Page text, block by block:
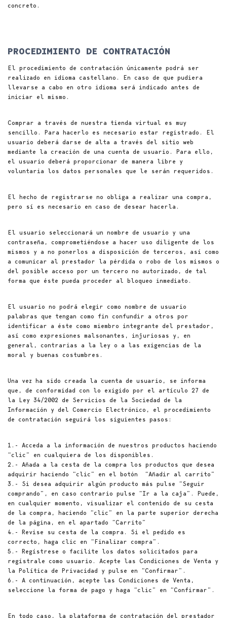
concreto.
PROCEDIMIENTO DE CONTRATACIÓN
El procedimiento de contratación únicamente podrá ser
realizado en idioma castellano. En caso de que pudiera
llevarse a cabo en otro idioma será indicado antes de
iniciar el mismo.
Comprar a través de nuestra tienda virtual es muy
sencillo. Para hacerlo es necesario estar registrado. El
usuario deberá darse de alta a través del sitio web
mediante la creación de una cuenta de usuario. Para ello,
el usuario deberá proporcionar de manera libre y
voluntaria los datos personales que le serán requeridos.
El hecho de registrarse no obliga a realizar una compra,
pero sí es necesario en caso de desear hacerla.
El usuario seleccionará un nombre de usuario y una
contraseña, comprometiéndose a hacer uso diligente de los
mismos y a no ponerlos a disposición de terceros, así como
a comunicar al prestador la pérdida o robo de los mismos o
del posible acceso por un tercero no autorizado, de tal
forma que éste pueda proceder al bloqueo inmediato.
El usuario no podrá elegir como nombre de usuario
palabras que tengan como fin confundir a otros por
identificar a éste como miembro integrante del prestador,
así como expresiones malsonantes, injuriosas y, en
general, contrarias a la ley o a las exigencias de la
moral y buenas costumbres.
Una vez ha sido creada la cuenta de usuario, se informa
que, de conformidad con lo exigido por el artículo 27 de
la Ley 34/2002 de Servicios de la Sociedad de la
Información y del Comercio Electrónico, el procedimiento
de contratación seguirá los siguientes pasos:
1.- Acceda a la información de nuestros productos haciendo
“clic” en cualquiera de los disponibles.
2.- Añada a la cesta de la compra los productos que desea
adquirir haciendo “clic” en el botón “Añadir al carrito”
3.- Si desea adquirir algún producto más pulse “Seguir
comprando”, en caso contrario pulse “Ir a la caja”. Puede,
en cualquier momento, visualizar el contenido de su cesta
de la compra, haciendo “clic” en la parte superior derecha
de la página, en el apartado “Carrito”
4.- Revise su cesta de la compra. Si el pedido es
correcto, haga clic en “Finalizar compra”.
5.- Regístrese o facilite los datos solicitados para
regístrale como usuario. Acepte las Condiciones de Venta y
la Política de Privacidad y pulse en “Confirmar”.
6.- A continuación, acepte las Condiciones de Venta,
seleccione la forma de pago y haga “clic” en “Confirmar”.
En todo caso, la plataforma de contratación del prestador